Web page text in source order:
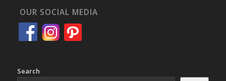
OUR SOCIAL MEDIA
Search